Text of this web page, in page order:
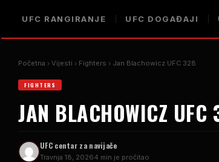
UFC RANGIRANJE UFC DOGAĐAJI
Početna Vijesti Fighters Jan Blachowicz UFC 328
FIGHTERS
JAN BLACHOWICZ UFC
UFC centar za navijače
Travnja 18, 20264 min je pročitao